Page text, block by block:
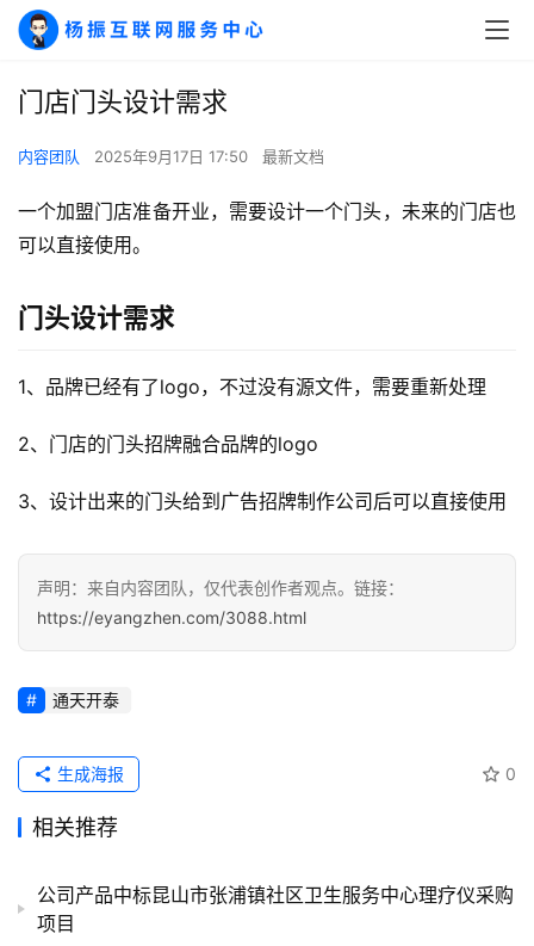
实
群
运
记
经
验
教
程
软
件
应
用
服
务
门店门头设计需求
内容团队 2025年9月17日 17:50 最新文档
一个加盟门店准备开业，需要设计一个门头，未来的门店也
可以直接使用。
门头设计需求
1、品牌已经有了logo，不过没有源文件，需要重新处理
2、门店的门头招牌融合品牌的logo
3、设计出来的门头给到广告招牌制作公司后可以直接使用
声明：来自内容团队，仅代表创作者观点。链接：
https://eyangzhen.com/3088.html
通天开泰
0
生成海报
相关推荐
公司产品中标昆山市张浦镇社区卫生服务中心理疗仪采购
项目